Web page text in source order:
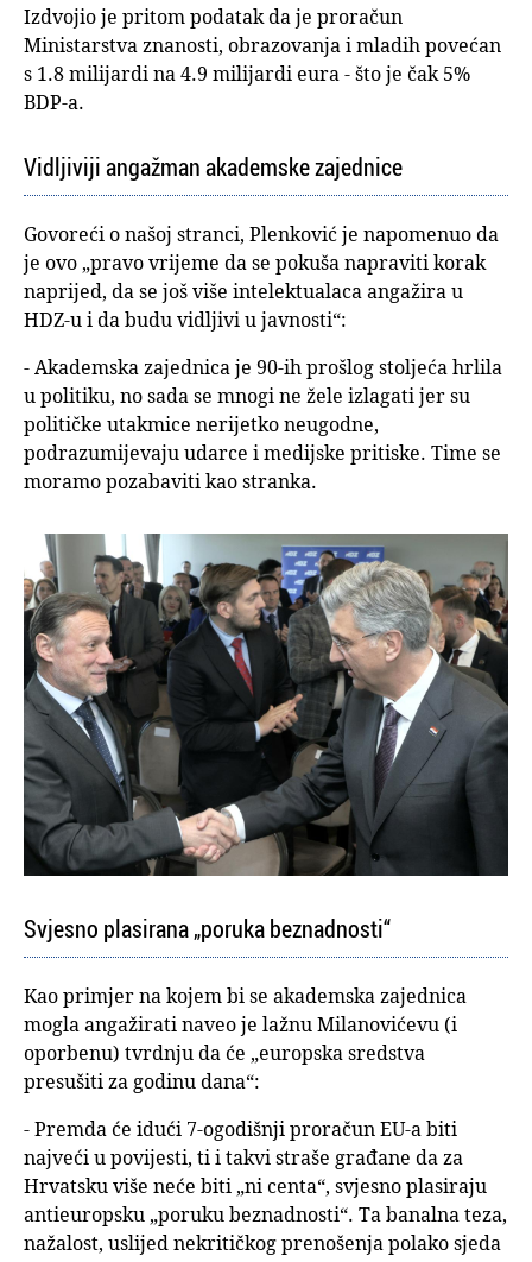
Izdvojio je pritom podatak da je proračun
Ministarstva znanosti, obrazovanja i mladih povećan
s 1.8 milijardi na 4.9 milijardi eura - što je čak 5%
BDP-a.
Vidljiviji angažman akademske zajednice
Govoreći o našoj stranci, Plenković je napomenuo da
je ovo „pravo vrijeme da se pokuša napraviti korak
naprijed, da se još više intelektualaca angažira u
HDZ-u i da budu vidljivi u javnosti“:
- Akademska zajednica je 90-ih prošlog stoljeća hrlila
u politiku, no sada se mnogi ne žele izlagati jer su
političke utakmice nerijetko neugodne,
podrazumijevaju udarce i medijske pritiske. Time se
moramo pozabaviti kao stranka.
Svjesno plasirana „poruka beznadnosti“
Kao primjer na kojem bi se akademska zajednica
mogla angažirati naveo je lažnu Milanovićevu (i
oporbenu) tvrdnju da će „europska sredstva
presušiti za godinu dana“:
- Premda će idući 7-ogodišnji proračun EU-a biti
najveći u povijesti, ti i takvi straše građane da za
Hrvatsku više neće biti „ni centa“, svjesno plasiraju
antieuropsku „poruku beznadnosti“. Ta banalna teza,
nažalost, uslijed nekritičkog prenošenja polako sjeda